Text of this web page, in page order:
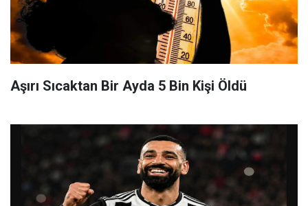
Aşırı Sıcaktan Bir Ayda 5 Bin Kişi Öldü